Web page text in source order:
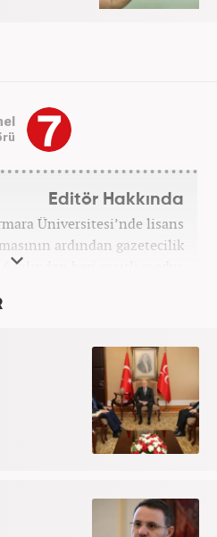
Editör Hakkında
Üniversitesi’nde lisans
ardından gazetecilik
yılından beri çeşitli medya
‘gündem editörü’ olarak